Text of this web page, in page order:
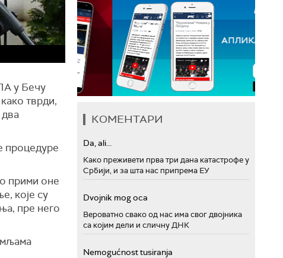
у Бечу
тврди,
процедуре
прими оне
које су
пре него
КОМЕНТАРИ
Da, ali...
Како преживети прва три дана катастрофе у
Србији, и за шта нас припрема ЕУ
Dvojnik mog oca
Вероватно свако од нас има свог двојника
са којим дели и сличну ДНК
Nemogućnost tusiranja